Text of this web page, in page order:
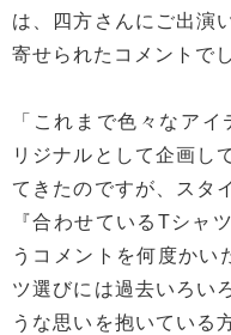
は、四方さんにご出演
寄せられたコメントで
「これまで色々なア
リジナルとして企画し
てきたのですが、スタ
『合わせているTシャ
うコメントを何度かい
ツ選びには過去いろい
うな思いを抱いている